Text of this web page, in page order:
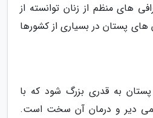
های منظم از زنان توانسته از
پستان در بسیاری از کشورها
به قدری بزرگ شود که با
دیر و درمان آن سخت است.